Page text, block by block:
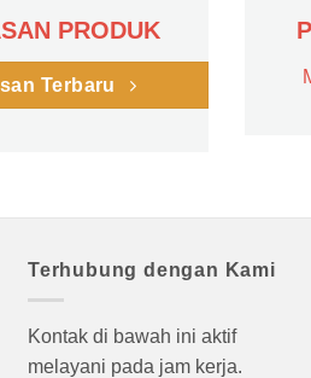
PRODUK
Terbaru
Terhubung dengan Kami
Kontak di bawah ini aktif
melayani pada jam kerja.